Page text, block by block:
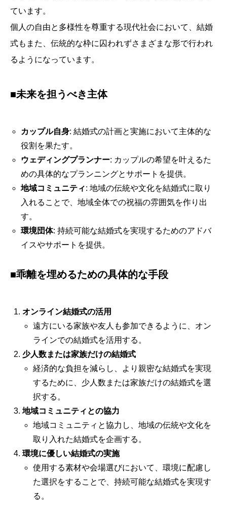
ています。
個人の自由と多様性を尊重する現代社会において、結婚
式もまた、伝統的な枠に囚われずさまざまな形で行われ
るようになっています。
■未来を担うべき主体
カップル自身: 結婚式の計画と実施において主体的な
役割を果たす。
ウェディングプランナー: カップルの希望を叶えるた
めの具体的なプランニングとサポートを提供。
地域コミュニティ: 地域の伝統や文化を結婚式に取り
入れることで、地域全体での祝福の雰囲気を作り出
す。
環境団体: 持続可能な結婚式を実現するためのアドバ
イスやサポートを提供。
■乖離を埋めるための具体的な手段
オンライン結婚式の活用
遠方にいる家族や友人も参加できるように、オン
ラインでの結婚式を活用する。
少人数または家族だけの結婚式
経済的な負担を減らし、より親密な結婚式を実現
するために、少人数または家族だけの結婚式を選
択する。
地域コミュニティとの協力
地域コミュニティと協力し、地域の伝統や文化を
取り入れた結婚式を企画する。
環境に優しい結婚式の実施
使用する素材や会場選びにおいて、環境に配慮し
た選択をすることで、持続可能な結婚式を実現す
る。